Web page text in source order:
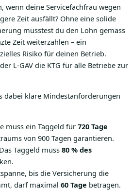
wenn deine Servicefachfrau wegen
Zeit ausfällt? Ohne eine solide
müsstest du den Lohn gemäss
Zeit weiterzahlen – ein
Risiko für deinen Betrieb.
L-GAV die KTG für alle Betriebe zur
dabei klare Mindestanforderungen
muss ein Taggeld für 720 Tage
von 900 Tagen garantieren.
Das Taggeld muss 80 % des
bis die Versicherung die
darf maximal 60 Tage betragen.